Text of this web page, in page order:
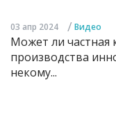
03 апр 2024 / Видео
Может ли частная
производства
некому...